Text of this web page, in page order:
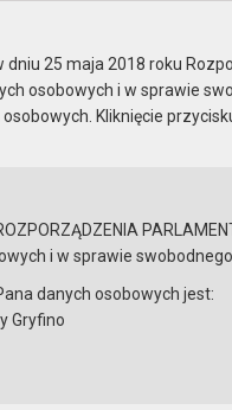
Publicznej
w Gryfinie
Aktualności
Zgłoszone
25 maja 2018 roku
osobowych i w sprawie
Kliknięcie
i w sprawie
danych osobowych jest:
Gryfino